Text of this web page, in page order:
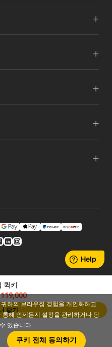
퀵키
담기
Ltd. All Rights Reserved.
하의 브라우징 경험을 개인화하고
통해 언제든지 설정을 관리하거나 당
있습니다.
쿠키 전체 동의하기